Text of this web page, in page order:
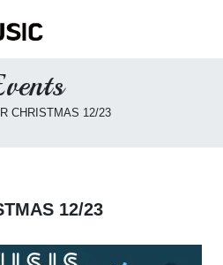
CHRISTMAS 12/23
12/23